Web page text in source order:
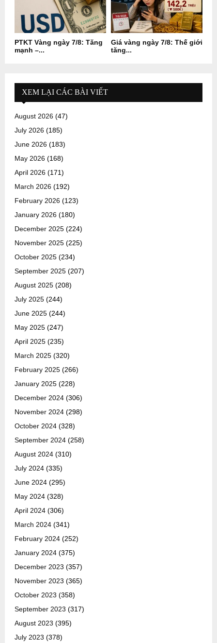
PTKT Vàng ngày 7/8: Tăng
mạnh –...
Giá vàng ngày 7/8: Thế giới
tăng...
XEM LẠI CÁC BÀI VIẾT
August 2026 (47)
July 2026 (185)
June 2026 (183)
May 2026 (168)
April 2026 (171)
March 2026 (192)
February 2026 (123)
January 2026 (180)
December 2025 (224)
November 2025 (225)
October 2025 (234)
September 2025 (207)
August 2025 (208)
July 2025 (244)
June 2025 (244)
May 2025 (247)
April 2025 (235)
March 2025 (320)
February 2025 (266)
January 2025 (228)
December 2024 (306)
November 2024 (298)
October 2024 (328)
September 2024 (258)
August 2024 (310)
July 2024 (335)
June 2024 (295)
May 2024 (328)
April 2024 (306)
March 2024 (341)
February 2024 (252)
January 2024 (375)
December 2023 (357)
November 2023 (365)
October 2023 (358)
September 2023 (317)
August 2023 (395)
July 2023 (378)